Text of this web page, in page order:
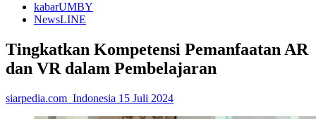
kabarUMBY
NewsLINE
Tingkatkan Kompetensi Pemanfaatan AR
dan VR dalam Pembelajaran
siarpedia.com_Indonesia 15 Juli 2024